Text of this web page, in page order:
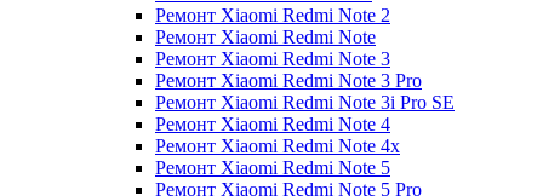
Ремонт Xiaomi Redmi Note 2
Ремонт Xiaomi Redmi Note
Ремонт Xiaomi Redmi Note 3
Ремонт Xiaomi Redmi Note 3 Pro
Ремонт Xiaomi Redmi Note 3i Pro SE
Ремонт Xiaomi Redmi Note 4
Ремонт Xiaomi Redmi Note 4x
Ремонт Xiaomi Redmi Note 5
Ремонт Xiaomi Redmi Note 5 Pro